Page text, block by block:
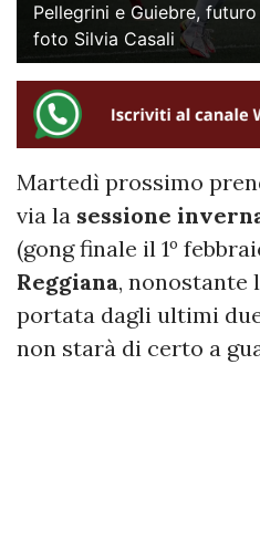
Pellegrini e Guiebre,
foto Silvia Casali
Martedì prossimo
via la sessione
(gong finale il 1º
Reggiana, nonostante
portata dagli ultimi
non starà di certo a